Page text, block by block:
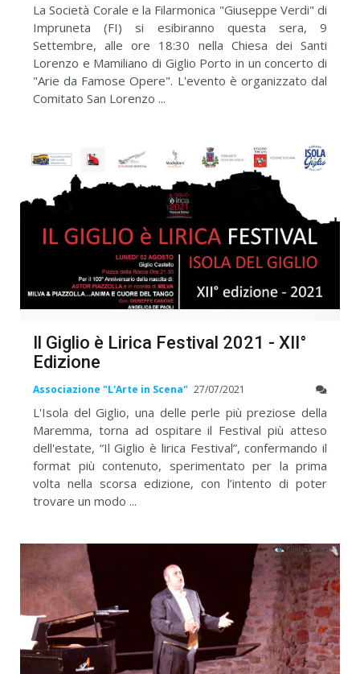
La Società Corale e la Filarmonica "Giuseppe Verdi" di
Impruneta (FI) si esibiranno questa sera, 9
Settembre, alle ore 18:30 nella Chiesa dei Santi
Lorenzo e Mamiliano di Giglio Porto in un concerto di
"Arie da Famose Opere". L'evento è organizzato dal
Comitato San Lorenzo ...
Il Giglio è Lirica Festival 2021 - XII°
Edizione
Associazione "L'Arte in Scena" 27/07/2021
L'Isola del Giglio, una delle perle più preziose della
Maremma, torna ad ospitare il Festival più atteso
dell'estate, “Il Giglio è lirica Festival”, confermando il
format più contenuto, sperimentato per la prima
volta nella scorsa edizione‚ con l’intento di poter
trovare un modo ...